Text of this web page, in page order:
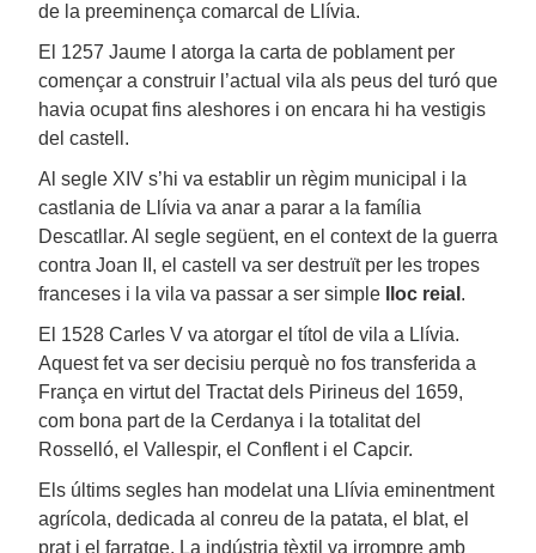
de la preeminença comarcal de Llívia.
El 1257 Jaume I atorga la carta de poblament per
començar a construir l’actual vila als peus del turó que
havia ocupat fins aleshores i on encara hi ha vestigis
del castell.
Al segle XIV s’hi va establir un règim municipal i la
castlania de Llívia va anar a parar a la família
Descatllar. Al segle següent, en el context de la guerra
contra Joan II, el castell va ser destruït per les tropes
franceses i la vila va passar a ser simple
lloc reial .
El 1528 Carles V va atorgar el títol de vila a Llívia.
Aquest fet va ser decisiu perquè no fos transferida a
França en virtut del Tractat dels Pirineus del 1659,
com bona part de la Cerdanya i la totalitat del
Rosselló, el Vallespir, el Conflent i el Capcir.
Els últims segles han modelat una Llívia eminentment
agrícola, dedicada al conreu de la patata, el blat, el
prat i el farratge. La indústria tèxtil va irrompre amb